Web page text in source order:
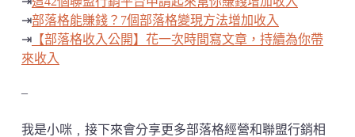
⇥部落格能賺錢？7個部落格變現方法增加收入
⇥【部落格收入公開】花一次時間寫文章，持續為你帶
來收入
–
我是小咪﹐接下來會分享更多部落格經營和聯盟行銷相